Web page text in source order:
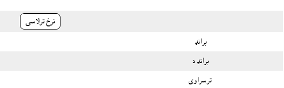
نرخ ترلاسى
برانډ
برانډ د
ترسراوى